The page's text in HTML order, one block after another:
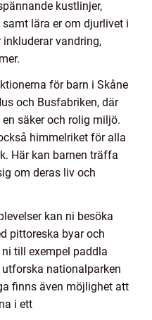
kustlinjer,
lära er om djurlivet i
vandring,
för barn i Skåne
och Busfabriken, där
säker och rolig miljö.
himmelriket för alla
Här kan barnen träffa
om deras liv och
kan ni besöka
pittoreska byar och
till exempel paddla
nationalparken
finns även möjlighet att
i ett